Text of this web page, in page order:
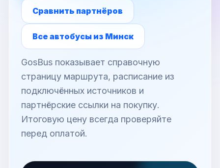
Сравнить партнёров
Все автобусы из Минск
GosBus показывает справочную
страницу маршрута, расписание из
подключённых источников и
партнёрские ссылки на покупку.
Итоговую цену всегда проверяйте
перед оплатой.